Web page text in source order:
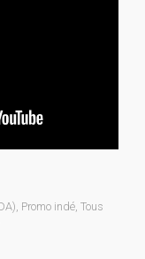
, Promo indé, Tous